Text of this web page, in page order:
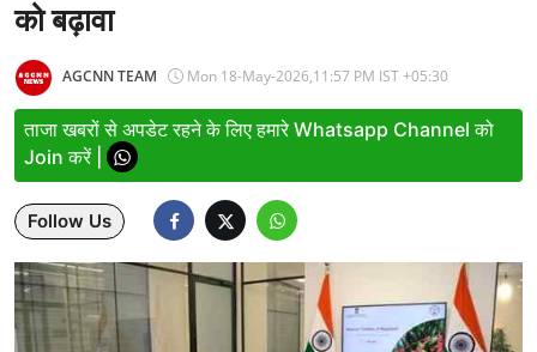
Education
Defence & Security
Environment
Lifestyle
Health
Development
Career
को बढ़ावा
AGCNN TEAM Mon 18-May-2026,11:57 PM IST +05:30
ताजा खबरों से अपडेट रहने के लिए हमारे Whatsapp Channel को
Join करें |
Follow Us